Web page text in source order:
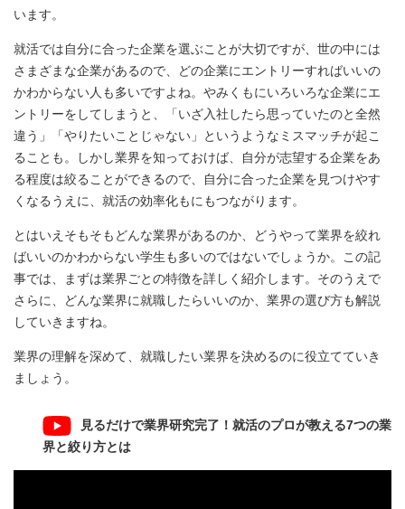
います。
就活では自分に合った企業を選ぶことが大切ですが、世の中には
さまざまな企業があるので、どの企業にエントリーすればいいの
かわからない人も多いですよね。やみくもにいろいろな企業にエ
ントリーをしてしまうと、「いざ入社したら思っていたのと全然
違う」「やりたいことじゃない」というようなミスマッチが起こ
ることも。しかし業界を知っておけば、自分が志望する企業をあ
る程度は絞ることができるので、自分に合った企業を見つけやす
くなるうえに、就活の効率化もにもつながります。
とはいえそもそもどんな業界があるのか、どうやって業界を絞れ
ばいいのかわからない学生も多いのではないでしょうか。この記
事では、まずは業界ごとの特徴を詳しく紹介します。そのうえで
さらに、どんな業界に就職したらいいのか、業界の選び方も解説
していきますね。
業界の理解を深めて、就職したい業界を決めるのに役立てていき
ましょう。
見るだけで業界研究完了！就活のプロが教える7つの業
界と絞り方とは